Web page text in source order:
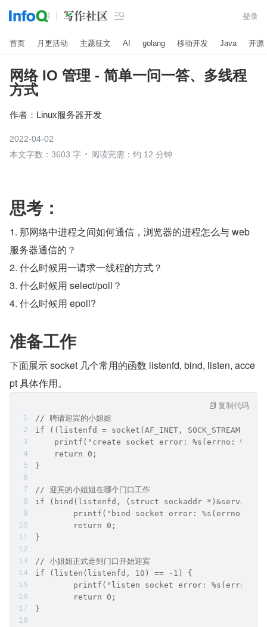
 登录
首页 月更活动 主题征文 AI golang 移动开发 Java 开源
网络 IO 管理 - 简单一问一答、多线程
方式
作者： Linux服务器开发
2022-04-02
本文字数：3603 字
阅读完需：约 12 分钟
思考：
1. 那网络中进程之间如何通信，浏览器的进程怎么与 web
服务器通信的？
2. 什么时候用一请求一线程的方式？
3. 什么时候用 select/poll？
4. 什么时候用 epoll?
准备工作
下面展示 socket 几个常用的函数 listenfd, bind, listen, acce
pt 具体作用。
// 聘请迎宾的小姐姐
if ((listenfd = socket(AF_INET, SOCK_STREAM,
printf("create socket error: %s(errno:
    return 0;
}
// 迎宾的小姐姐在哪个门口工作
if (bind(listenfd, (struct sockaddr
printf("bind socket error: %s(errno:
        return 0;
}
// 小姐姐正式走到门口开始迎宾
if (listen(listenfd, 10) == -1) {
printf("listen socket error:
   	return 0;
}
复制代码